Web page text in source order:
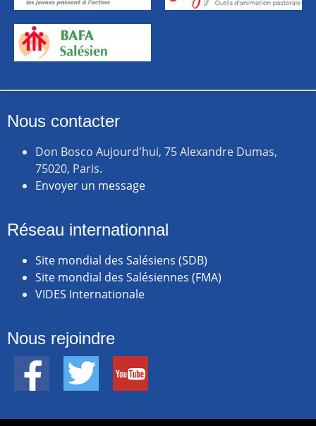
Nous contacter
Don Bosco Aujourd'hui, 75 Alexandre Dumas,
75020, Paris.
Envoyer un message
Réseau internationnal
Site mondial des Salésiens (SDB)
Site mondial des Salésiennes (FMA)
VIDES Internationale
Nous rejoindre